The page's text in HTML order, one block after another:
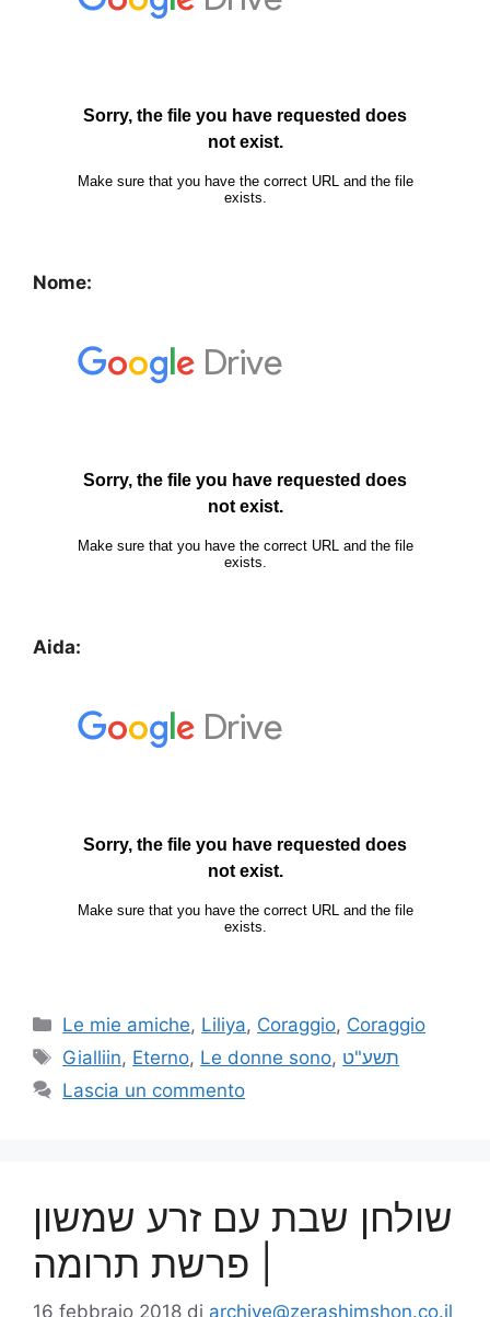
Nome:
Aida:
Le mie amiche, Liliya, Coraggio, Coraggio
Gialliin, Eterno, Le donne sono, תשע"ט
Lascia un commento
שולחן שבת עם זרע שמשון
| פרשת תרומה
16 febbraio 2018 di archive@zerashimshon.co.il